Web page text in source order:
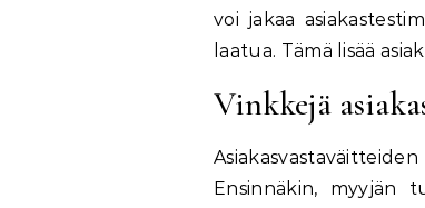
voi jakaa
laatua. Tämä lisää
Vinkkejä
Ensinnäkin, myyjän